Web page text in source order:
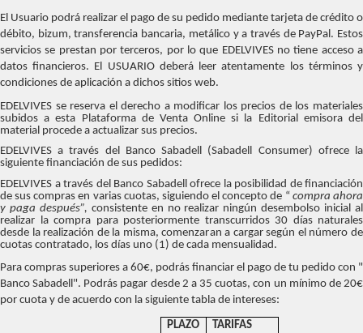
El Usuario podrá realizar el pago de su pedido mediante tarjeta de crédito o
débito, bizum, transferencia bancaria, metálico y a través de PayPal. Estos
servicios se prestan por terceros, por lo que EDELVIVES no tiene acceso a
datos financieros. El USUARIO deberá leer atentamente los términos y
condiciones de aplicación a dichos sitios web.
EDELVIVES se reserva el derecho a modificar los precios de los materiales
subidos a esta Plataforma de Venta Online si la Editorial emisora del
material procede a actualizar sus precios.
EDELVIVES a través del Banco Sabadell (Sabadell Consumer) ofrece la
siguiente financiación de sus pedidos:
EDELVIVES a través del Banco Sabadell ofrece la posibilidad de financiación
de sus compras en varias cuotas, siguiendo el concepto de “ compra ahora
y paga después”, consistente en no realizar ningún desembolso inicial al
realizar la compra para posteriormente transcurridos 30 días naturales
desde la realización de la misma, comenzaran a cargar según el número de
cuotas contratado, los días uno (1) de cada mensualidad.
Para compras superiores a 60€, podrás financiar el pago de tu pedido con "
Banco Sabadell". Podrás pagar desde 2 a 35 cuotas, con un mínimo de 20€
por cuota y de acuerdo con la siguiente tabla de intereses:
PLAZO
TARIFAS